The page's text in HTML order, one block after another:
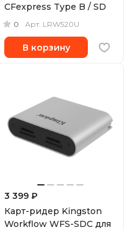
CFexpress Type B / SD
0 Арт. LRW520U
В корзину
3 399 ₽
Карт-ридер Kingston
Workflow WFS-SDC для